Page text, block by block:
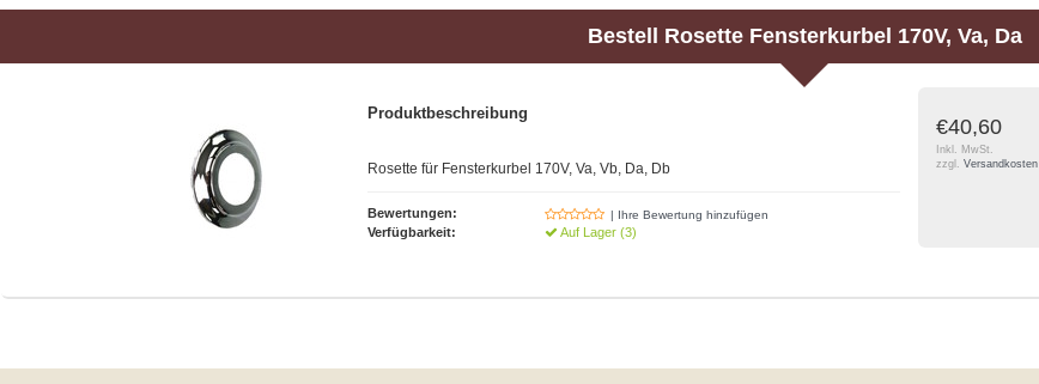
Bestell Rosette Fensterkurbel 170V, Va, Da
Produktbeschreibung
Rosette für Fensterkurbel 170V, Va, Vb, Da, Db
Bewertungen: | Ihre Bewertung hinzufügen
Verfügbarkeit: Auf Lager (3)
€40,60
Inkl. MwSt.
zzgl. Versandkosten